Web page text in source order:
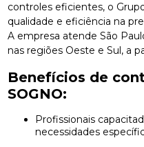
controles eficientes, o
qualidade e eficiência na
A empresa atende São
nas regiões Oeste e Sul, a
Benefícios de
SOGNO:
Profissionais capacitados e treinados para atender às
necessidades